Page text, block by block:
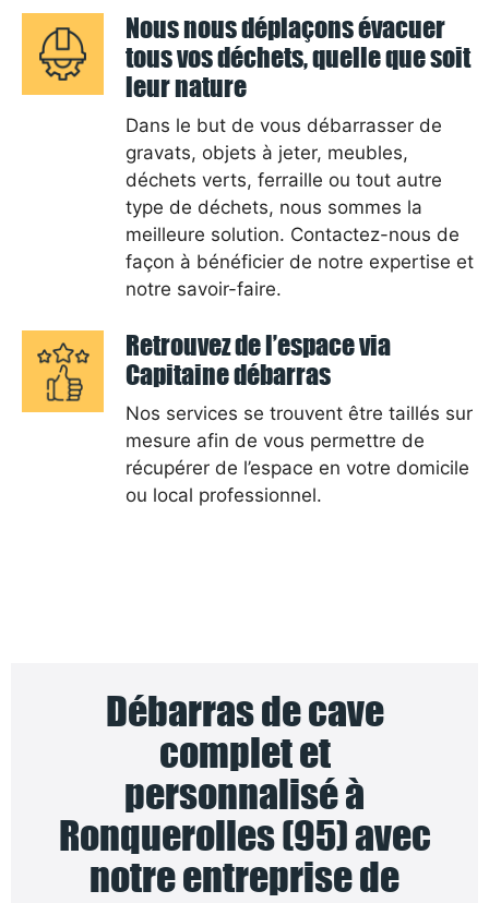
Nous nous déplaçons évacuer
tous vos déchets, quelle que soit
leur nature
Dans le but de vous débarrasser de
gravats, objets à jeter, meubles,
déchets verts, ferraille ou tout autre
type de déchets, nous sommes la
meilleure solution. Contactez-nous de
façon à bénéficier de notre expertise et
notre savoir-faire.
Retrouvez de l’espace via
Capitaine débarras
Nos services se trouvent être taillés sur
mesure afin de vous permettre de
récupérer de l’espace en votre domicile
ou local professionnel.
Débarras de cave
complet et
personnalisé à
Ronquerolles (95) avec
notre entreprise de